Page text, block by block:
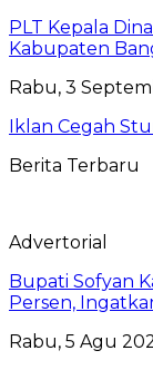
PLT Kepala
Kabupaten
Rabu, 3
Iklan Cegah
Berita Terbaru
Advertorial
Bupati Sofyan
Persen,
Rabu, 5 Agu